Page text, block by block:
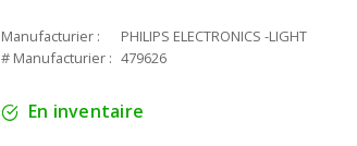
Manufacturier :
PHILIPS ELECTRONICS -LIGHT
# Manufacturier : 479626
En inventaire